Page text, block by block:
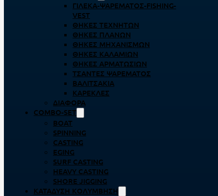
ΓΙΛΈΚΑ-ΨΑΡΈΜΑΤΟΣ-FISHING-
VEST
ΘΉΚΕΣ ΤΕΧΝΗΤΏΝ
ΘΉΚΕΣ ΠΛΆΝΩΝ
ΘΉΚΕΣ ΜΗΧΑΝΙΣΜΏΝ
ΘΉΚΕΣ ΚΑΛΑΜΙΏΝ
ΘΉΚΕΣ ΑΡΜΑΤΩΣΙΏΝ
ΤΣΆΝΤΕΣ ΨΑΡΈΜΑΤΟΣ
ΒΑΛΙΤΣΆΚΙΑ
ΚΑΡΈΚΛΕΣ
ΔΙΆΦΟΡΑ
COMBO-SET
BOAT
SPINNING
CASTING
EGING
SURF CASTING
HEAVY CASTING
SHORE JIGGING
ΚΑΤΆΔΥΣΗ ΚΟΛΎΜΒΗΣΗ